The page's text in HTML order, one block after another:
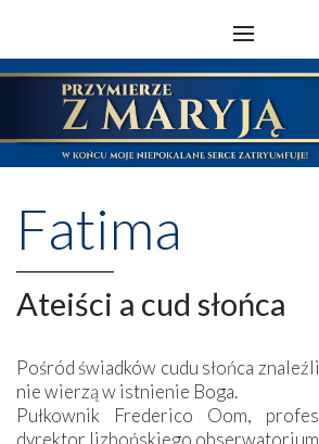
Fatima
Ateiści a cud słońca
Pośród świadków cudu słońca
nie wierzą w istnienie Boga.
Pułkownik Frederico Oom,
dyrektor lizbońskiego obserwatorium